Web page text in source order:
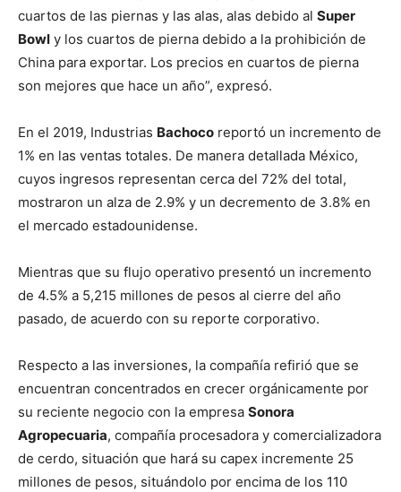
cuartos de las piernas y las alas, alas debido al Super
Bowl y los cuartos de pierna debido a la prohibición de
China para exportar. Los precios en cuartos de pierna
son mejores que hace un año”, expresó.
En el 2019, Industrias Bachoco reportó un incremento de
1% en las ventas totales. De manera detallada México,
cuyos ingresos representan cerca del 72% del total,
mostraron un alza de 2.9% y un decremento de 3.8% en
el mercado estadounidense.
Mientras que su flujo operativo presentó un incremento
de 4.5% a 5,215 millones de pesos al cierre del año
pasado, de acuerdo con su reporte corporativo.
Respecto a las inversiones, la compañía refirió que se
encuentran concentrados en crecer orgánicamente por
su reciente negocio con la empresa Sonora
Agropecuaria, compañía procesadora y comercializadora
de cerdo, situación que hará su capex incremente 25
millones de pesos, situándolo por encima de los 110